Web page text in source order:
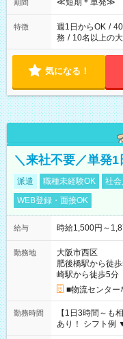
期間 ≪短期＊単発≫ 8
特徴 週1日からOK /
務 / 10名以上の
気になる！
＼来社不要／単発
派遣 職種未経験OK 社
WEB登録・面接OK
給与 時給1,500円～
勤務地
大阪市西区
肥後橋駅から徒
崎駅から徒歩5分
■物流センタ
勤務時間
【1日3時間～も
あり！ シフト例
▼18:00～21:00